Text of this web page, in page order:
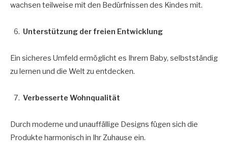
wachsen teilweise mit den Bedürfnissen des Kindes mit.
Unterstützung der freien Entwicklung
Ein sicheres Umfeld ermöglicht es Ihrem Baby, selbstständig
zu lernen und die Welt zu entdecken.
Verbesserte Wohnqualität
Durch moderne und unauffällige Designs fügen sich die
Produkte harmonisch in Ihr Zuhause ein.